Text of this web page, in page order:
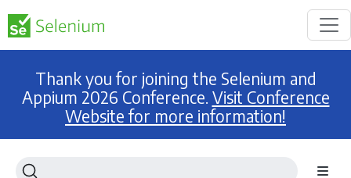
Thank you for joining the Selenium and
Appium 2026 Conference. Visit Conference
Website for more information!